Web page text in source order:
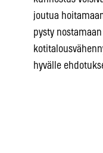
joutua
pysty
hyvälle